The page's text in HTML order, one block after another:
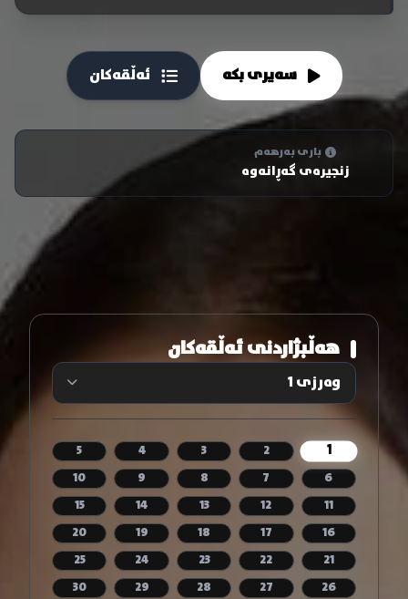
سەیری بکە ئەڵقەکان
باری بەرهەم
زنجیرەی گەڕانەوە
هەڵبژاردنی ئەڵقەکان
1
2
3
4
5
6
7
8
9
10
11
12
13
14
15
16
17
18
19
20
21
22
23
24
25
26
27
28
29
30